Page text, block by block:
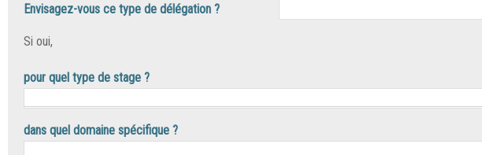
Envisagez-vous ce type de délégation ?
Si oui,
pour quel type de stage ?
dans quel domaine spécifique ?